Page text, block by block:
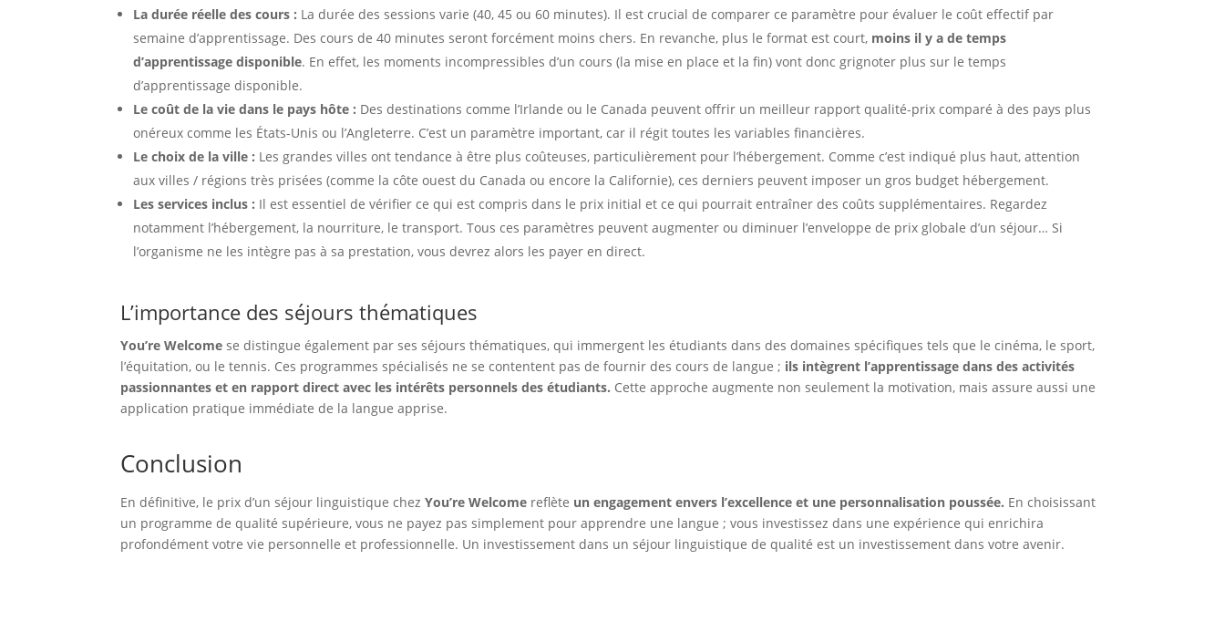
La durée réelle des cours : La durée des sessions varie (40, 45 ou 60 minutes). Il est crucial de comparer ce paramètre pour évaluer le coût effectif par
semaine d’apprentissage. Des cours de 40 minutes seront forcément moins chers. En revanche, plus le format est court, moins il y a de temps
d’apprentissage disponible. En effet, les moments incompressibles d’un cours (la mise en place et la fin) vont donc grignoter plus sur le temps
d’apprentissage disponible.
Le coût de la vie dans le pays hôte : Des destinations comme l’Irlande ou le Canada peuvent offrir un meilleur rapport qualité-prix comparé à des pays plus
onéreux comme les États-Unis ou l’Angleterre. C’est un paramètre important, car il régit toutes les variables financières.
Le choix de la ville : Les grandes villes ont tendance à être plus coûteuses, particulièrement pour l’hébergement. Comme c’est indiqué plus haut, attention
aux villes / régions très prisées (comme la côte ouest du Canada ou encore la Californie), ces derniers peuvent imposer un gros budget hébergement.
Les services inclus : Il est essentiel de vérifier ce qui est compris dans le prix initial et ce qui pourrait entraîner des coûts supplémentaires. Regardez
notamment l’hébergement, la nourriture, le transport. Tous ces paramètres peuvent augmenter ou diminuer l’enveloppe de prix globale d’un séjour… Si
l’organisme ne les intègre pas à sa prestation, vous devrez alors les payer en direct.
L’importance des séjours thématiques
You’re Welcome se distingue également par ses séjours thématiques, qui immergent les étudiants dans des domaines spécifiques tels que le cinéma, le sport,
l’équitation, ou le tennis. Ces programmes spécialisés ne se contentent pas de fournir des cours de langue ; ils intègrent l’apprentissage dans des activités
passionnantes et en rapport direct avec les intérêts personnels des étudiants. Cette approche augmente non seulement la motivation, mais assure aussi une
application pratique immédiate de la langue apprise.
Conclusion
En définitive, le prix d’un séjour linguistique chez You’re Welcome reflète un engagement envers l’excellence et une personnalisation poussée. En choisissant
un programme de qualité supérieure, vous ne payez pas simplement pour apprendre une langue ; vous investissez dans une expérience qui enrichira
profondément votre vie personnelle et professionnelle. Un investissement dans un séjour linguistique de qualité est un investissement dans votre avenir.